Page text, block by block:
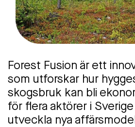
Forest Fusion är ett
som utforskar hur
skogsbruk kan bli
för flera aktörer i
utveckla nya